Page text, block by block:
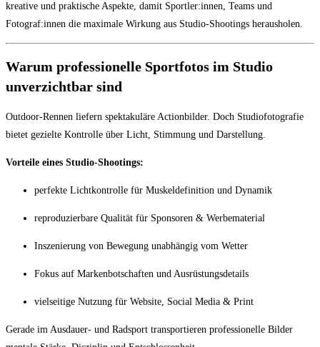
kreative und praktische Aspekte, damit Sportler:innen, Teams und
Fotograf:innen die maximale Wirkung aus Studio-Shootings herausholen.
Warum professionelle Sportfotos im Studio
unverzichtbar sind
Outdoor-Rennen liefern spektakuläre Actionbilder. Doch Studiofotografie
bietet gezielte Kontrolle über Licht, Stimmung und Darstellung.
Vorteile eines Studio-Shootings:
perfekte Lichtkontrolle für Muskeldefinition und Dynamik
reproduzierbare Qualität für Sponsoren & Werbematerial
Inszenierung von Bewegung unabhängig vom Wetter
Fokus auf Markenbotschaften und Ausrüstungsdetails
vielseitige Nutzung für Website, Social Media & Print
Gerade im Ausdauer- und Radsport transportieren professionelle Bilder